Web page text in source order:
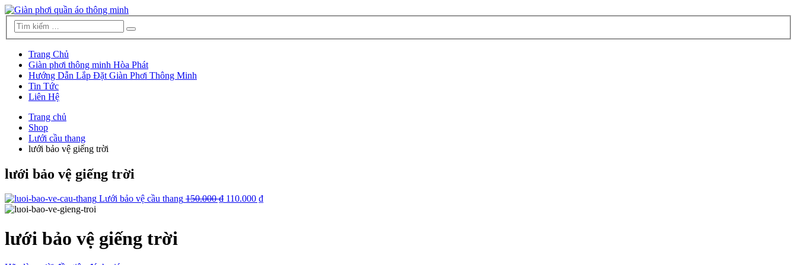
Trang Chủ
Giàn phơi thông minh Hòa Phát
Hướng Dẫn Lắp Đặt Giàn Phơi Thông Minh
Tin Tức
Liên Hệ
Trang chủ
Shop
Lưới cầu thang
lưới bảo vệ giếng trời
lưới bảo vệ giếng trời
Lưới bảo vệ cầu thang 150.000 ₫ 110.000 ₫
lưới bảo vệ giếng trời